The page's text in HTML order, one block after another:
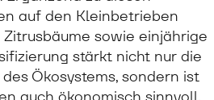
auf den Kleinbetrieben
sowie einjährige
stärkt nicht nur die
Ökosystems, sondern ist